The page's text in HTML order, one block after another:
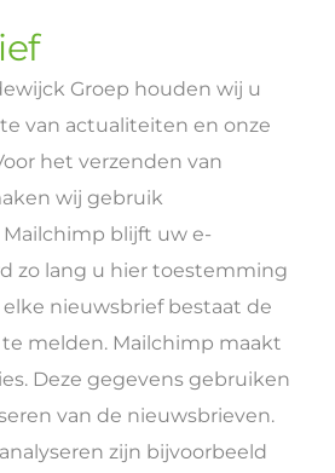
Groep houden wij u
van actualiteiten en onze
het verzenden van
wij gebruik
blijft uw e-
zo lang u hier toestemming
nieuwsbrief bestaat de
melden. Mailchimp maakt
Deze gegevens gebruiken
van de nieuwsbrieven.
zijn bijvoorbeeld